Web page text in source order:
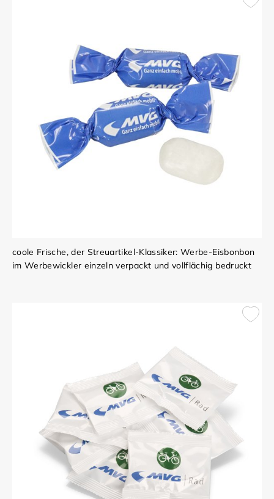
coole Frische, der Streuartikel-Klassiker: Werbe-Eisbonbon
im Werbewickler einzeln verpackt und vollflächig bedruckt